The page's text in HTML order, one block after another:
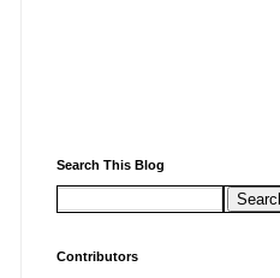
Search This Blog
Contributors